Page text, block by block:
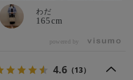
わだ
165cm
powered by
4.6 （13）